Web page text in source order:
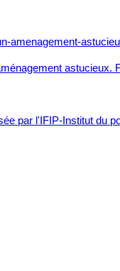
astucieux.
par l'IFIP-Institut